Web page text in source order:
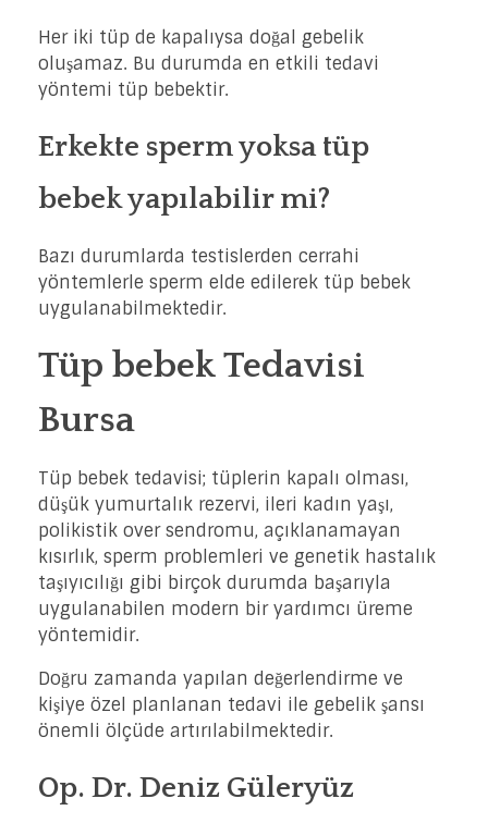
Her iki tüp de kapalıysa doğal gebelik
oluşamaz. Bu durumda en etkili tedavi
yöntemi tüp bebektir.
Erkekte sperm yoksa tüp
bebek yapılabilir mi?
Bazı durumlarda testislerden cerrahi
yöntemlerle sperm elde edilerek tüp bebek
uygulanabilmektedir.
Tüp bebek Tedavisi
Bursa
Tüp bebek tedavisi; tüplerin kapalı olması,
düşük yumurtalık rezervi, ileri kadın yaşı,
polikistik over sendromu, açıklanamayan
kısırlık, sperm problemleri ve genetik hastalık
taşıyıcılığı gibi birçok durumda başarıyla
uygulanabilen modern bir yardımcı üreme
yöntemidir.
Doğru zamanda yapılan değerlendirme ve
kişiye özel planlanan tedavi ile gebelik şansı
önemli ölçüde artırılabilmektedir.
Op. Dr. Deniz Güleryüz